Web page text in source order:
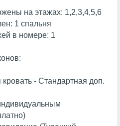
на этажах: 1,2,3,4,5,6
1 спальня
в номере: 1
- Стандартная доп.